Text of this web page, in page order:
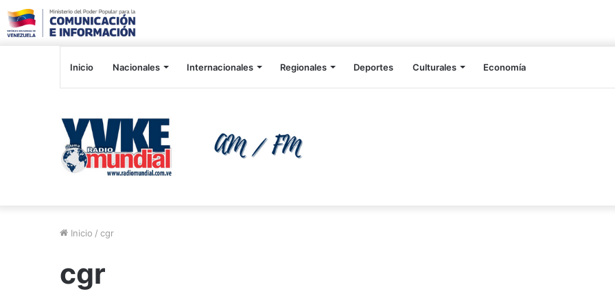
Inicio Nacionales Internacionales Regionales Deportes Culturales Economía
Inicio / cgr
cgr